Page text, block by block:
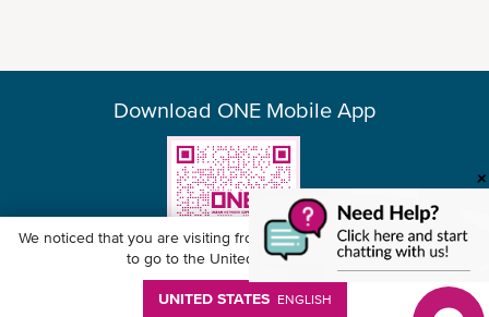
Download ONE Mobile App
We noticed that you are visiting from United States. Would you like
to go to the United States website?
UNITED STATES ENGLISH